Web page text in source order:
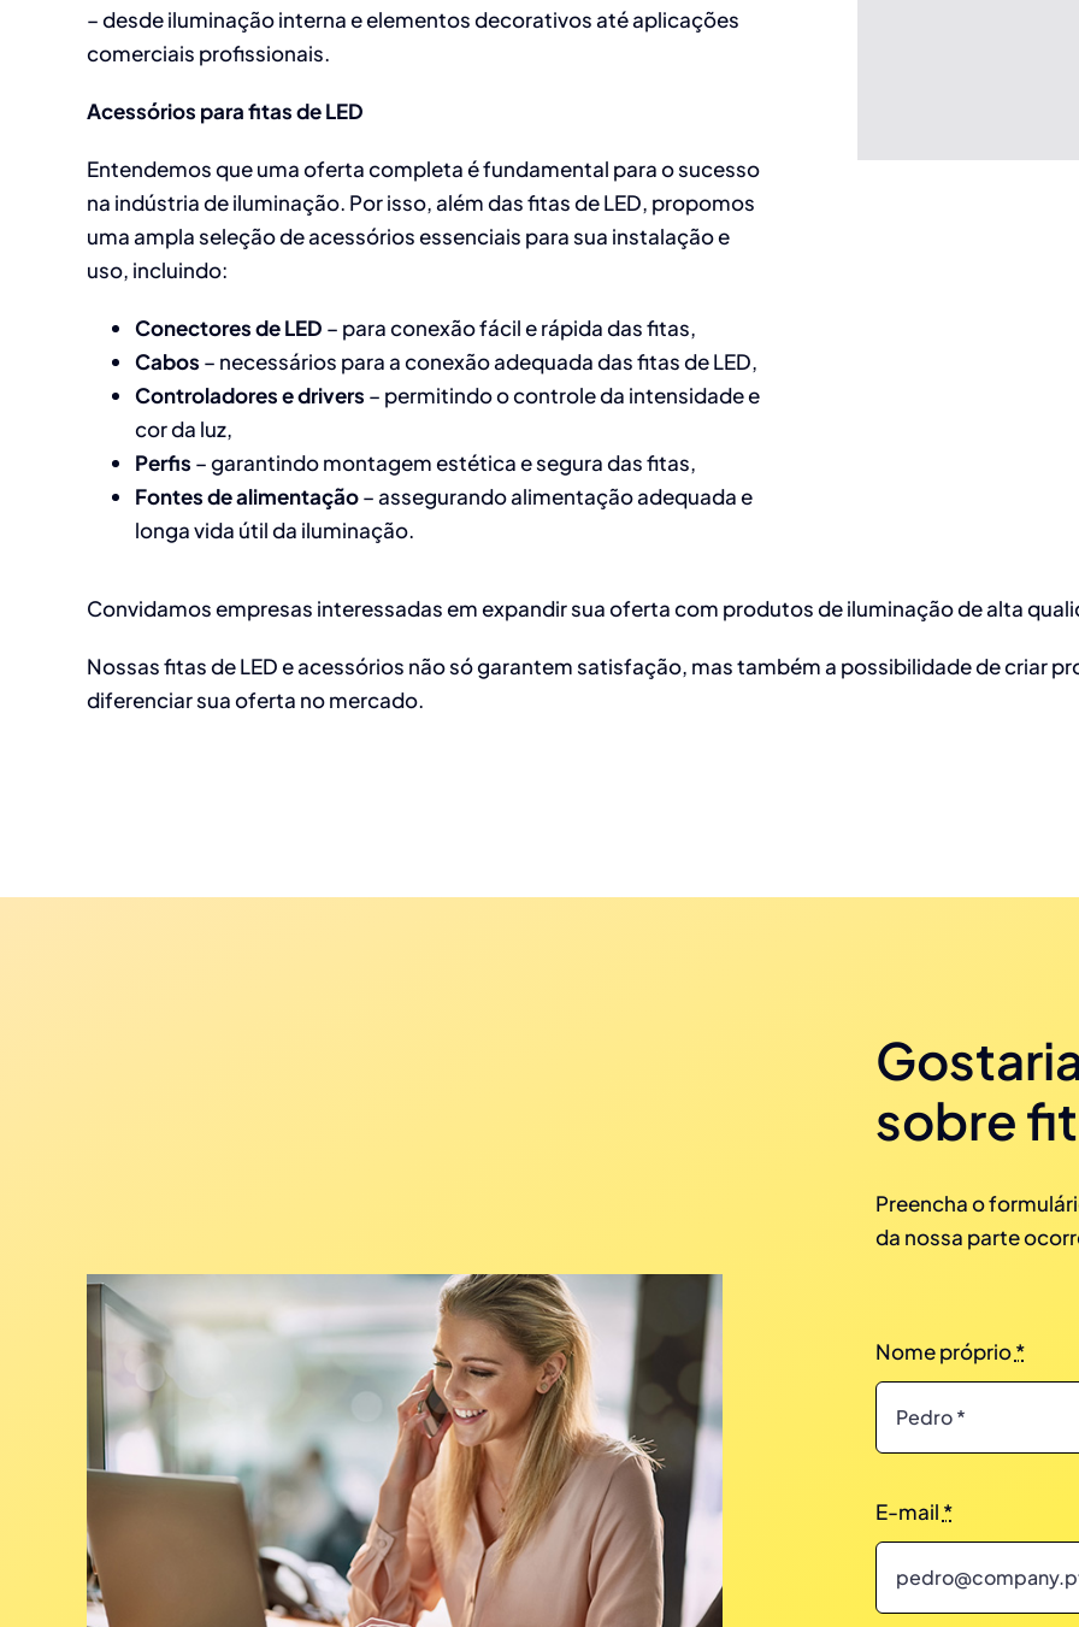
– desde iluminação interna e elementos decorativos até aplicações
comerciais profissionais.
Acessórios para fitas de LED
Entendemos que uma oferta completa é fundamental para o sucesso
na indústria de iluminação. Por isso, além das fitas de LED, propomos
uma ampla seleção de acessórios essenciais para sua instalação e
uso, incluindo:
Conectores de LED – para conexão fácil e rápida das fitas,
Cabos – necessários para a conexão adequada das fitas de LED,
Controladores e drivers – permitindo o controle da intensidade e
cor da luz,
Perfis – garantindo montagem estética e segura das fitas,
Fontes de alimentação– assegurando alimentação adequada e
longa vida útil da iluminação.
Convidamos empresas interessadas em expandir sua oferta com produtos de iluminação de alta
Nossas fitas de LED e acessórios não só garantem satisfação, mas também a possibilidade de criar
diferenciar sua oferta no mercado.
sobre
Preencha o
da nossa parte
Nome próprio*
E-mail *